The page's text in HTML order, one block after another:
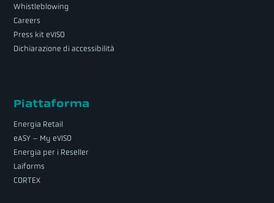
Whistleblowing
Careers
Press kit eVISO
Dichiarazione di accessibilità
Piattaforma
Energia Retail
eASY – My eVISO
Energia per i Reseller
Laiforms
CORTEX